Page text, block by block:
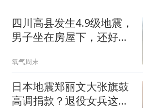
四川高县发生4.9级地震，
男子坐在房屋下，还好跑
氧气周末
日本地震郑丽文大张旗鼓
高调捐款？退役女兵这番